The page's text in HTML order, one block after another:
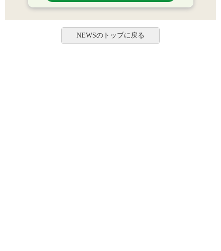
NEWSのトップに戻る